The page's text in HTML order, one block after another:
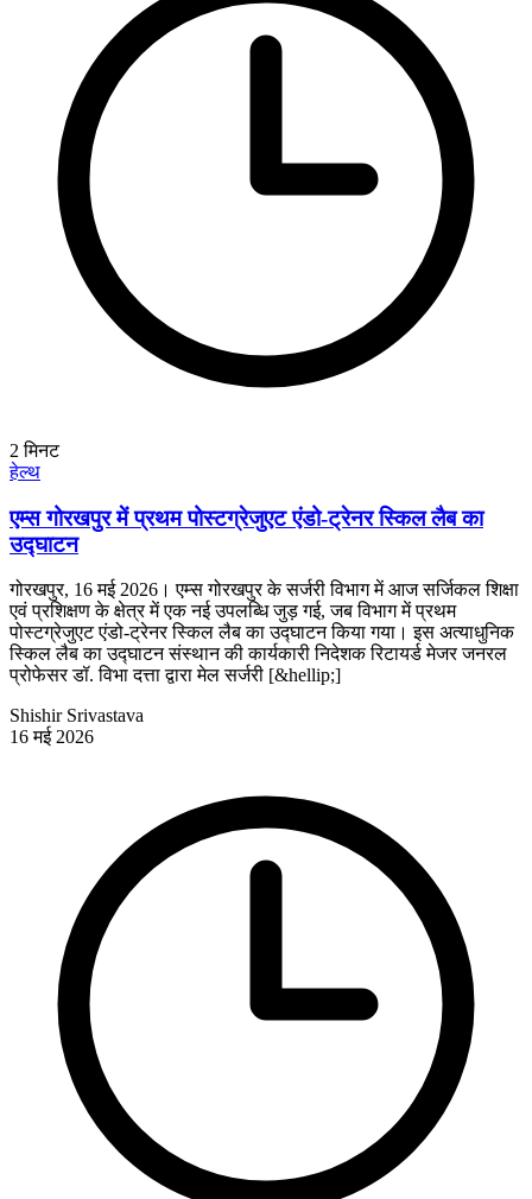
2 मिनट
हेल्थ
एम्स गोरखपुर में प्रथम पोस्टग्रेजुएट एंडो-ट्रेनर स्किल लैब का
उद्घाटन
गोरखपुर, 16 मई 2026। एम्स गोरखपुर के सर्जरी विभाग में आज सर्जिकल शिक्षा
एवं प्रशिक्षण के क्षेत्र में एक नई उपलब्धि जुड़ गई, जब विभाग में प्रथम
पोस्टग्रेजुएट एंडो-ट्रेनर स्किल लैब का उद्घाटन किया गया। इस अत्याधुनिक
स्किल लैब का उद्घाटन संस्थान की कार्यकारी निदेशक रिटायर्ड मेजर जनरल
प्रोफेसर डॉ. विभा दत्ता द्वारा मेल सर्जरी [&hellip;]
Shishir Srivastava
16 मई 2026